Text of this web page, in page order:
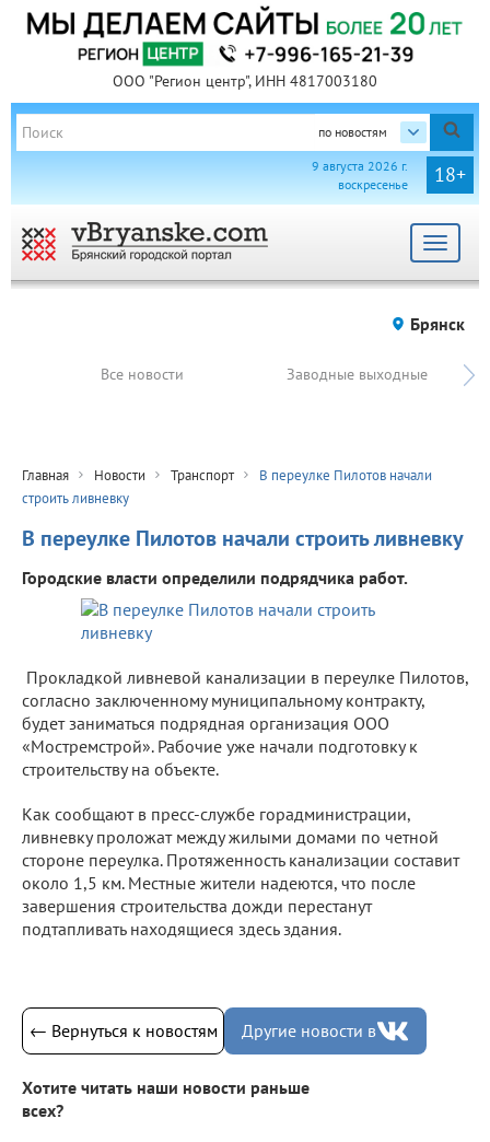
ООО "Регион центр", ИНН 4817003180
по новостям
18+
9 августа 2026 г.
воскресенье
Toggle
Брянск
Все новости Заводные выходные
Главная Новости Транспорт
В переулке Пилотов начали
строить ливневку
В переулке Пилотов начали строить ливневку
Городские власти определили подрядчика работ.
Прокладкой ливневой канализации в переулке Пилотов,
согласно заключенному муниципальному контракту,
будет заниматься подрядная организация ООО
«Мостремстрой». Рабочие уже начали подготовку к
строительству на объекте.
Как сообщают в пресс-службе горадминистрации,
ливневку проложат между жилыми домами по четной
стороне переулка. Протяженность канализации составит
около 1,5 км. Местные жители надеются, что после
завершения строительства дожди перестанут
подтапливать находящиеся здесь здания.
← Вернуться к новостям Другие новости в
Хотите читать наши новости раньше
всех?